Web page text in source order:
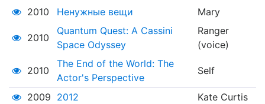
2010
Ненужные вещи Mary
2010
Quantum Quest: A Cassini
Space Odyssey
Ranger
(voice)
2010
The End of the World: The
Actor's Perspective
Self
2009 2012
Kate Curtis